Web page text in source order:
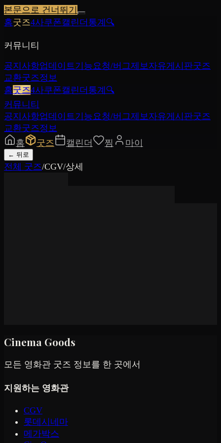
본문으로 건너뛰기
홈굿즈4사쿠폰캘린더 통계 🔍
커뮤니티
공지사항업데이트기능요청/버그제보자유게시판굿즈
교환굿즈정보
홈굿즈4사쿠폰캘린더 통계 🔍
커뮤니티
공지사항업데이트기능요청/버그제보자유게시판굿즈
교환굿즈정보
홈
굿즈 캘린더 찜 마이
← 뒤로
전체 굿즈/CGV/상세
Cinema Goods
모든 영화관 굿즈 정보를 한 곳에서
지원하는 영화관
CGV
롯데시네마
메가박스